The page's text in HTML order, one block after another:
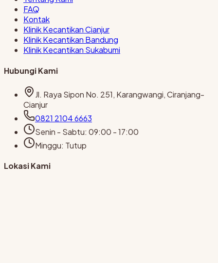
FAQ
Kontak
Klinik Kecantikan Cianjur
Klinik Kecantikan Bandung
Klinik Kecantikan Sukabumi
Hubungi Kami
Jl. Raya Sipon No. 251, Karangwangi, Ciranjang-
Cianjur
0821 2104 6663
Senin - Sabtu: 09:00 - 17:00
Minggu: Tutup
Lokasi Kami